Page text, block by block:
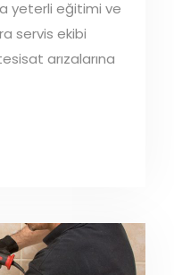
yeterli eğitimi ve
servis ekibi
arızalarına